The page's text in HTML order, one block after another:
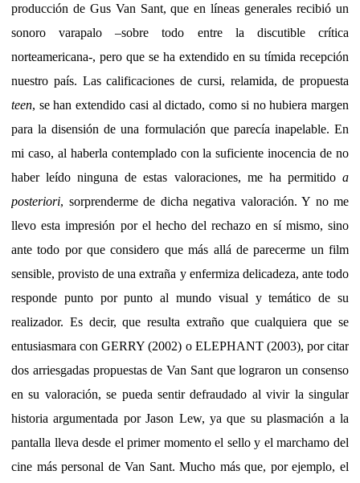
producción de Gus Van Sant, que en líneas generales recibió un
sonoro varapalo –sobre todo entre la discutible crítica
norteamericana-, pero que se ha extendido en su tímida recepción
nuestro país. Las calificaciones de cursi, relamida, de propuesta
teen, se han extendido casi al dictado, como si no hubiera margen
para la disensión de una formulación que parecía inapelable. En
mi caso, al haberla contemplado con la suficiente inocencia de no
haber leído ninguna de estas valoraciones, me ha permitido a
posteriori, sorprenderme de dicha negativa valoración. Y no me
llevo esta impresión por el hecho del rechazo en sí mismo, sino
ante todo por que considero que más allá de parecerme un film
sensible, provisto de una extraña y enfermiza delicadeza, ante todo
responde punto por punto al mundo visual y temático de su
realizador. Es decir, que resulta extraño que cualquiera que se
entusiasmara con GERRY (2002) o ELEPHANT (2003), por citar
dos arriesgadas propuestas de Van Sant que lograron un consenso
en su valoración, se pueda sentir defraudado al vivir la singular
historia argumentada por Jason Lew, ya que su plasmación a la
pantalla lleva desde el primer momento el sello y el marchamo del
cine más personal de Van Sant. Mucho más que, por ejemplo, el